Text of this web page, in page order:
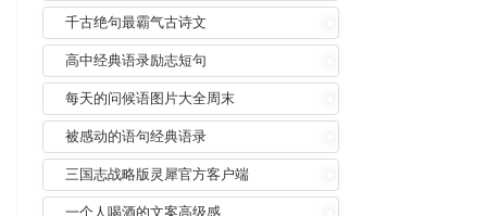
千古绝句最霸气古诗文
高中经典语录励志短句
每天的问候语图片大全周末
被感动的语句经典语录
三国志战略版灵犀官方客户端
一个人喝酒的文案高级感